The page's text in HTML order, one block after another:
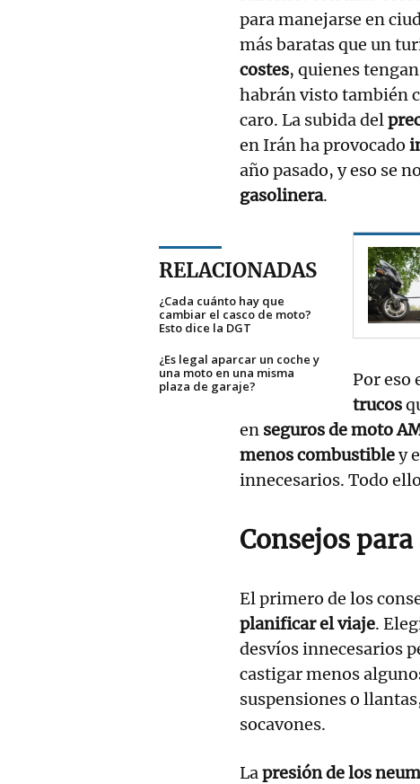
para manejarse en
más baratas que un
costes, quienes
habrán visto también
caro. La subida del
en Irán ha provocado
año pasado, y eso se
gasolinera.
RELACIONADAS
¿Cada cuánto hay que
cambiar el casco de moto?
Esto dice la DGT
¿Es legal aparcar un coche y
una moto en una misma
plaza de garaje?
Por eso
trucos
en seguros de moto
menos combustibley
innecesarios. Todo
Consejos
El primero de los
planificar el viaje.
desvíos innecesarios
castigar menos
suspensiones o
socavones.
Lapresión de los